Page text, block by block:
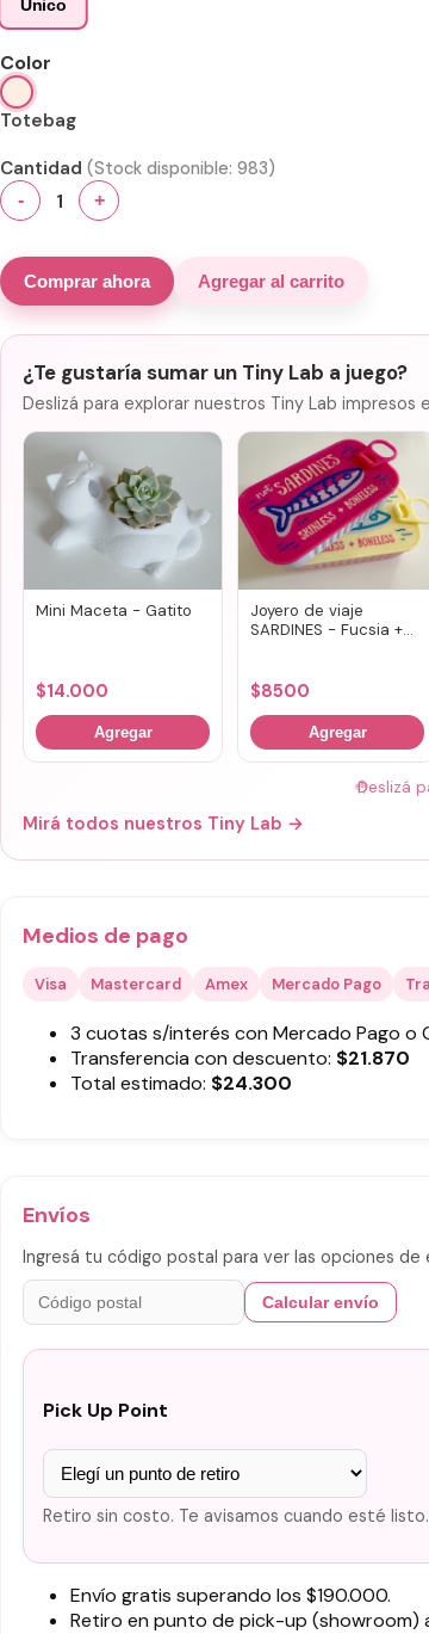
Único
Color
Totebag
Cantidad (Stock disponible: 983)
- 1 +
Comprar ahora Agregar al carrito
¿Te gustaría sumar un Tiny Lab a juego?
Deslizá para explorar nuestros Tiny Lab impresos
Mini Maceta - Gatito
$14.000
Agregar
Joyero de viaje
SARDINES - Fucsia +
$8500
Agregar
🤚
Deslizá
Mirá todos nuestros Tiny Lab →
Medios de pago
Visa Mastercard Amex Mercado Pago
3 cuotas s/interés con Mercado Pago o
Transferencia con descuento: $21.870
Total estimado: $24.300
Envíos
Ingresá tu código postal para ver las opciones de
Calcular envío
Pick Up Point
Retiro sin costo. Te avisamos cuando esté listo.
Envío gratis superando los $190.000.
Retiro en punto de pick-up (showroom)